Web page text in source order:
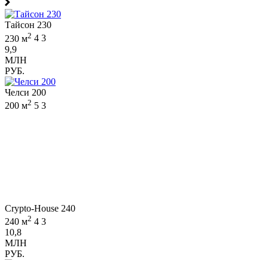
Тайсон 230
230 м2 4 3
9,9
МЛН
РУБ.
Челси 200
200 м2 5 3
Crypto-House 240
240 м2 4 3
10,8
МЛН
РУБ.